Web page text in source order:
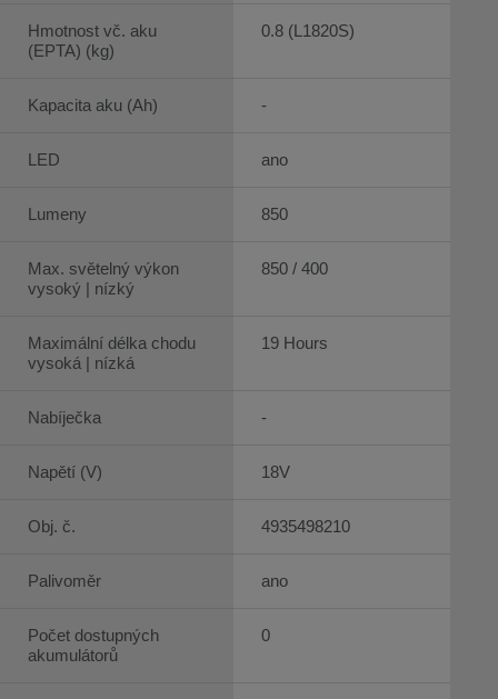
Hmotnost vč. aku
(EPTA) (kg)
Kapacita aku (Ah)
LED
Lumeny
Max. světelný výkon
vysoký | nízký
Maximální délka chodu
vysoká | nízká
Nabíječka
Napětí (V)
Obj. č.
Palivoměr
Počet dostupných
akumulátorů
0.8 (L1820S)
-
ano
850
850 / 400
19 Hours
-
18V
4935498210
ano
0